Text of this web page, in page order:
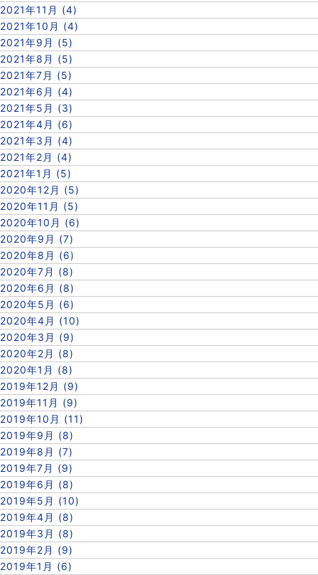
2021年11月 (4)
2021年10月 (4)
2021年9月 (5)
2021年8月 (5)
2021年7月 (5)
2021年6月 (4)
2021年5月 (3)
2021年4月 (6)
2021年3月 (4)
2021年2月 (4)
2021年1月 (5)
2020年12月 (5)
2020年11月 (5)
2020年10月 (6)
2020年9月 (7)
2020年8月 (6)
2020年7月 (8)
2020年6月 (8)
2020年5月 (6)
2020年4月 (10)
2020年3月 (9)
2020年2月 (8)
2020年1月 (8)
2019年12月 (9)
2019年11月 (9)
2019年10月 (11)
2019年9月 (8)
2019年8月 (7)
2019年7月 (9)
2019年6月 (8)
2019年5月 (10)
2019年4月 (8)
2019年3月 (8)
2019年2月 (9)
2019年1月 (6)